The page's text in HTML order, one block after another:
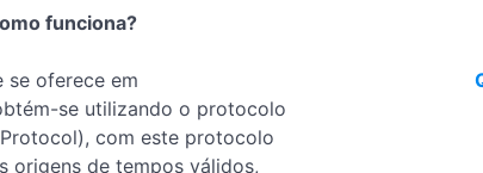
funciona?
se oferece em
se utilizando o protocolo
com este protocolo
origens de tempos válidos,